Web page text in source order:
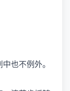
也不例外。